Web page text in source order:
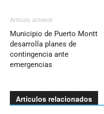
Artículo anterior
Municipio de Puerto Montt
desarrolla planes de
contingencia ante
emergencias
Artículos relacionados